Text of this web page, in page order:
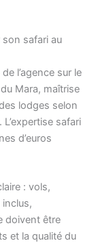
safari au
l’agence sur le
Mara, maîtrise
lodges selon
safari
d’euros
: vols,
doivent être
et la qualité du